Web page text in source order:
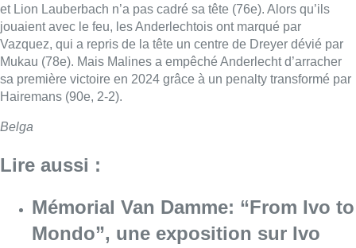
et Lion Lauberbach n’a pas cadré sa tête (76e). Alors qu’ils
jouaient avec le feu, les Anderlechtois ont marqué par
Vazquez, qui a repris de la tête un centre de Dreyer dévié par
Mukau (78e). Mais Malines a empêché Anderlecht d’arracher
sa première victoire en 2024 grâce à un penalty transformé par
Hairemans (90e, 2-2).
Belga
Lire aussi :
Mémorial Van Damme: “From Ivo to
Mondo”, une exposition sur Ivo